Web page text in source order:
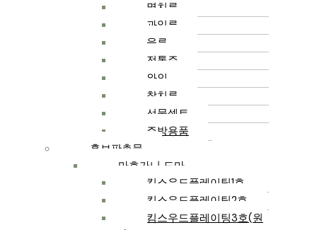
멸치류
과일류
육류
전통주
와인
참치류
선물셋트
주방용품
홍보판촉물
마호가니 도마
킴스우드플레이팅1호
킴스우드플레이팅2호
킴스우드플레이팅3호(원